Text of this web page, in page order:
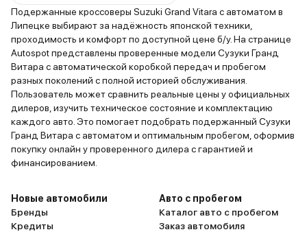
Подержанные кроссоверы Suzuki Grand Vitara с автоматом в
Липецке выбирают за надёжность японской техники,
проходимость и комфорт по доступной цене б/у. На странице
Autospot представлены проверенные модели Сузуки Гранд
Витара с автоматической коробкой передач и пробегом
разных поколений с полной историей обслуживания.
Пользователь может сравнить реальные цены у официальных
дилеров, изучить техническое состояние и комплектацию
каждого авто. Это помогает подобрать подержанный Сузуки
Гранд Витара с автоматом и оптимальным пробегом, оформив
покупку онлайн у проверенного дилера с гарантией и
финансированием.
Новые автомобили
Бренды
Кредиты
Авто с пробегом
Каталог авто с пробегом
Заказ автомобиля